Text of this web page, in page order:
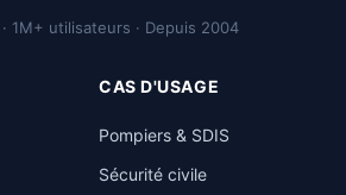
1M+ utilisateurs · Depuis 2004
CAS D'USAGE
Pompiers & SDIS
Sécurité civile